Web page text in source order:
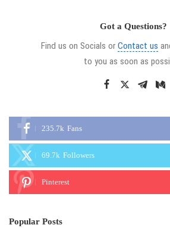
Got a Questions?
Find us on Socials or Contact us
to you as soon as
235.7k Fans
69.7k Followers
Pinterest
Popular Posts